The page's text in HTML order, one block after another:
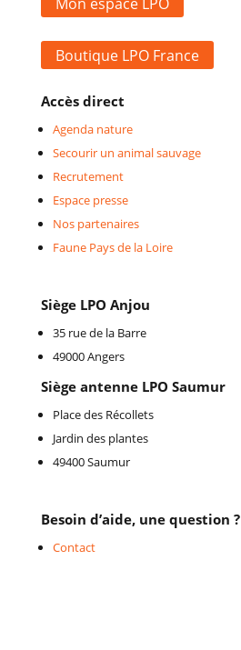
Boutique LPO France
Accès direct
Agenda nature
Secourir un animal sauvage
Recrutement
Espace presse
Nos partenaires
Faune Pays de la Loire
Siège LPO Anjou
35 rue de la Barre
49000 Angers
Siège antenne LPO Saumur
Place des Récollets
Jardin des plantes
49400 Saumur
Besoin d’aide, une question ?
Contact